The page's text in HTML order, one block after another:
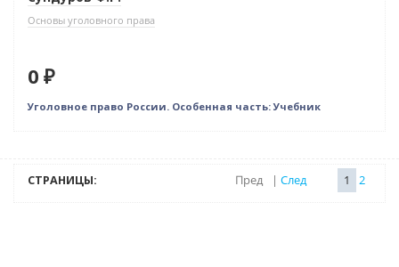
Основы уголовного права
0 ₽
Уголовное право России. Особенная часть: Учебник
СТРАНИЦЫ: Пред | След 1 2